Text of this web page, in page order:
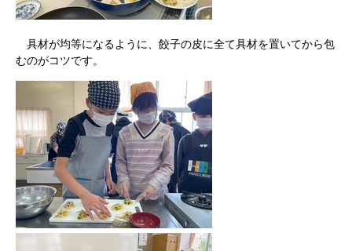
具材が均等になるように、餃子の皮に全て具材を置いてから包
むのがコツです。